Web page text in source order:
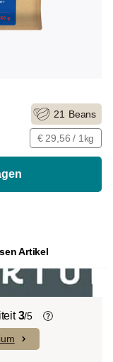
21 Beans
€ 29,56 / 1kg
Artikel
3/5
van de gebruikte